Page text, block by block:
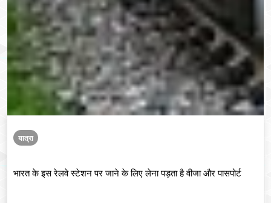
यात्रा
भारत के इस रेलवे स्टेशन पर जाने के लिए लेना पड़ता है वीजा और पासपोर्ट